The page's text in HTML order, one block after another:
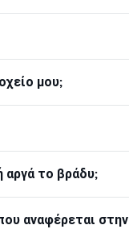
μου;
το βράδυ;
αναφέρεται στην